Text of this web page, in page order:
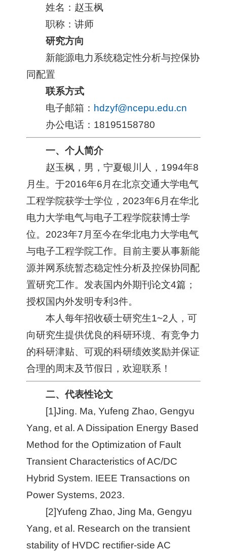
姓名：赵玉枫
职称：讲师
研究方向
新能源电力系统稳定性分析与控保协
同配置
联系方式
电子邮箱： hdzyf@ncepu.edu.cn
办公电话：18195158780
一、个人简介
赵玉枫，男，宁夏银川人，1994年8
月生。于2016年6月在北京交通大学电气
工程学院获学士学位，2023年6月在华北
电力大学电气与电子工程学院获博士学
位。2023年7月至今在华北电力大学电气
与电子工程学院工作。目前主要从事新能
源并网系统暂态稳定性分析及控保协同配
置研究工作。发表国内外期刊论文4篇；
授权国内外发明专利3件。
本人每年招收硕士研究生1~2人，可
向研究生提供优良的科研环境、有竞争力
的科研津贴、可观的科研绩效奖励并保证
合理的周末及节假日，欢迎联系！
二、代表性论文
[1]Jing. Ma, Yufeng Zhao, Gengyu
Yang, et al. A Dissipation Energy Based
Method for the Optimization of Fault
Transient Characteristics of AC/DC
Hybrid System. IEEE Transactions on
Power Systems, 2023.
[2]Yufeng Zhao, Jing Ma, Gengyu
Yang, et al. Research on the transient
stability of HVDC rectifier-side AC